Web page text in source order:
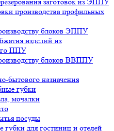
производства профильных
блоков ЭППУ
изделий из
ППУ
блоков ВВППУ
бытового назначения
губки
мочалки
посуды
губки для гостиниц и отелей